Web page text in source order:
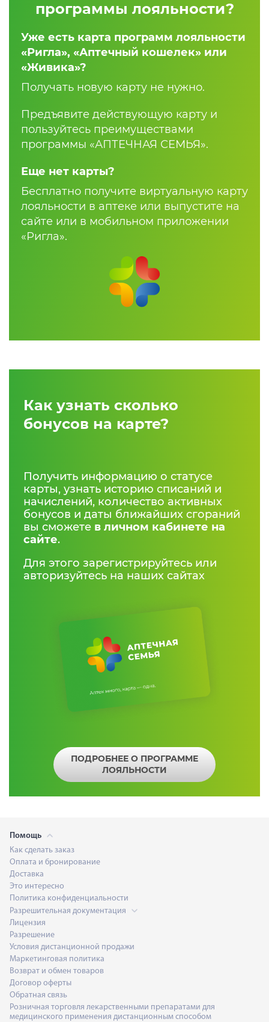
программы лояльности?
Уже есть карта программ лояльности
«Ригла», «Аптечный кошелек» или
«Живика»?
Получать новую карту не нужно.
Предъявите действующую карту и
пользуйтесь преимуществами
программы «АПТЕЧНАЯ СЕМЬЯ».
Еще нет карты?
Бесплатно получите виртуальную карту
лояльности в аптеке или выпустите на
сайте или в мобильном приложении
«Ригла».
Как узнать сколько
бонусов на карте?
Получить информацию о статусе
карты, узнать историю списаний и
начислений, количество активных
бонусов и даты ближайших сгораний
вы сможете в личном кабинете на
сайте.
Для этого зарегистрируйтесь или
авторизуйтесь на наших сайтах
ПОДРОБНЕЕ О ПРОГРАММЕ
ЛОЯЛЬНОСТИ
Помощь
Как сделать заказ
Оплата и бронирование
Доставка
Это интересно
Политика конфиденциальности
Разрешительная документация
Лицензия
Разрешение
Условия дистанционной продажи
Маркетинговая политика
Возврат и обмен товаров
Договор оферты
Обратная связь
Розничная торговля лекарственными препаратами для
медицинского применения дистанционным способом